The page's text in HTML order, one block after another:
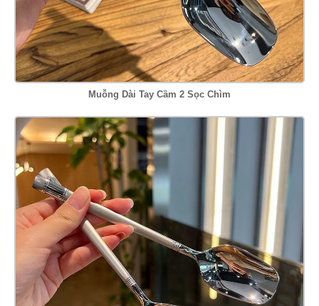
Muỗng Dài Tay Cầm 2 Sọc Chìm